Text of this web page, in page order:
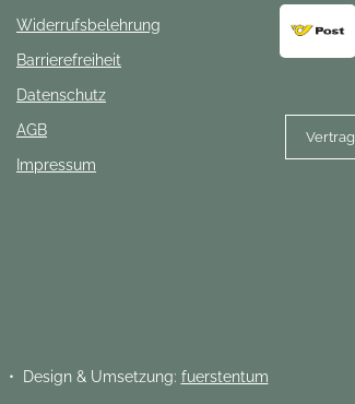
Widerrufsbelehrung
Barrierefreiheit
Datenschutz
AGB
Impressum
• Design & Umsetzung: fuerstentum